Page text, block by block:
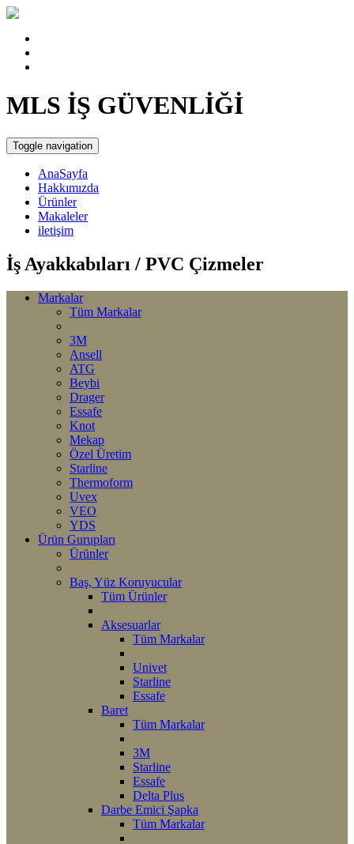
MLS İŞ GÜVENLİĞİ
Toggle navigation
AnaSayfa
Hakkımızda
Ürünler
Makaleler
iletişim
İş Ayakkabıları / PVC Çizmeler
Markalar
Tüm Markalar
3M
Ansell
ATG
Beybi
Drager
Essafe
Knot
Mekap
Özel Üretim
Starline
Thermoform
Uvex
VEO
YDS
Ürün Gurupları
Ürünler
Baş, Yüz Koruyucular
Tüm Ürünler
Aksesuarlar
Tüm Markalar
Univet
Starline
Essafe
Baret
Tüm Markalar
3M
Starline
Essafe
Delta Plus
Darbe Emici Şapka
Tüm Markalar